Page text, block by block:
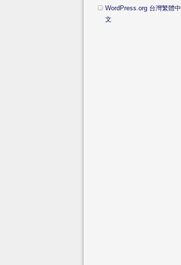
WordPress.org 台灣繁體中
文